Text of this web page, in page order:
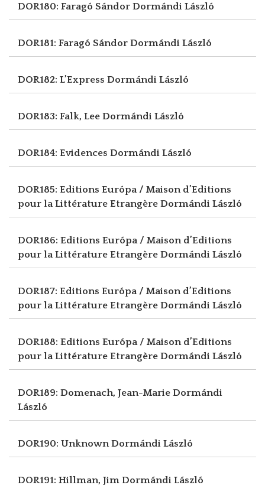
DOR180: Faragó Sándor Dormándi László
DOR181: Faragó Sándor Dormándi László
DOR182: L’Express Dormándi László
DOR183: Falk, Lee Dormándi László
DOR184: Evidences Dormándi László
DOR185: Editions Európa / Maison d’Editions
pour la Littérature Etrangère Dormándi László
DOR186: Editions Európa / Maison d’Editions
pour la Littérature Etrangère Dormándi László
DOR187: Editions Európa / Maison d’Editions
pour la Littérature Etrangère Dormándi László
DOR188: Editions Európa / Maison d’Editions
pour la Littérature Etrangère Dormándi László
DOR189: Domenach, Jean-Marie Dormándi
László
DOR190: UnknownDormándi László
DOR191: Hillman, Jim Dormándi László